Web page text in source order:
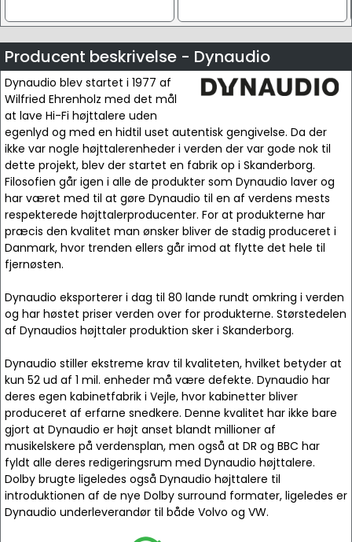
Producent beskrivelse - Dynaudio
Dynaudio blev startet i 1977 af
Wilfried Ehrenholz med det mål
at lave Hi-Fi højttalere uden
egenlyd og med en hidtil uset autentisk gengivelse. Da der
ikke var nogle højttalerenheder i verden der var gode nok til
dette projekt, blev der startet en fabrik op i Skanderborg.
Filosofien går igen i alle de produkter som Dynaudio laver og
har været med til at gøre Dynaudio til en af verdens mests
respekterede højttalerproducenter. For at produkterne har
præcis den kvalitet man ønsker bliver de stadig produceret i
Danmark, hvor trenden ellers går imod at flytte det hele til
fjernøsten.
Dynaudio eksporterer i dag til 80 lande rundt omkring i verden
og har høstet priser verden over for produkterne. Størstedelen
af Dynaudios højttaler produktion sker i Skanderborg.
Dynaudio stiller ekstreme krav til kvaliteten, hvilket betyder at
kun 52 ud af 1 mil. enheder må være defekte. Dynaudio har
deres egen kabinetfabrik i Vejle, hvor kabinetter bliver
produceret af erfarne snedkere. Denne kvalitet har ikke bare
gjort at Dynaudio er højt anset blandt millioner af
musikelskere på verdensplan, men også at DR og BBC har
fyldt alle deres redigeringsrum med Dynaudio højttalere.
Dolby brugte ligeledes også Dynaudio højttalere til
introduktionen af de nye Dolby surround formater, ligeledes er
Dynaudio underleverandør til både Volvo og VW.